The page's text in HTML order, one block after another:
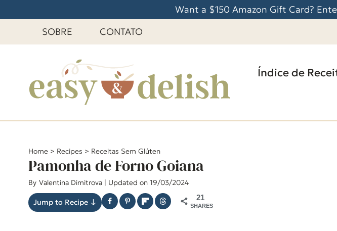
u
a
Want a $150 Amazon Gift Card?
SOBRE
CONTATO
Índice de
Home > Recipes > Receitas Sem Glúten
Pamonha de Forno Goiana
By Valentina Dimitrova | Updated on 19/03/2024
Jump to Recipe ↓
21
SHARES